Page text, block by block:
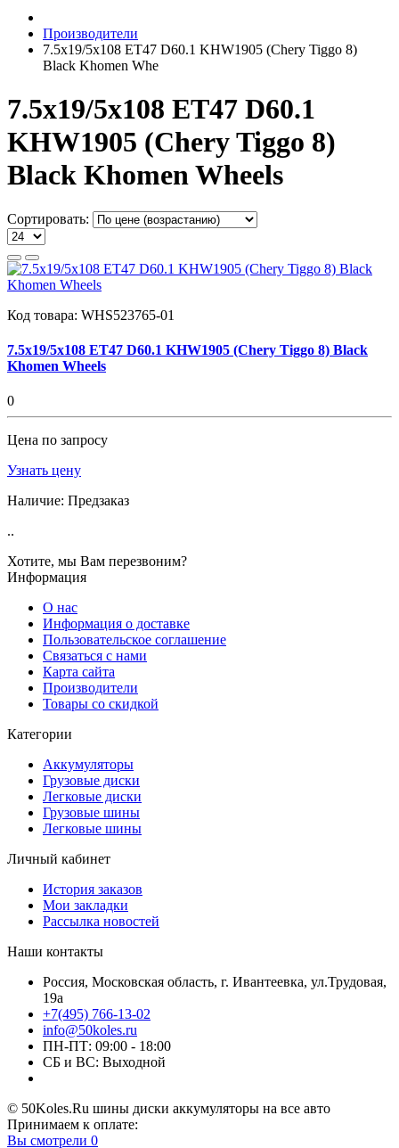
Производители
7.5x19/5x108 ET47 D60.1 KHW1905 (Chery Tiggo 8)
Black Khomen Whe
7.5x19/5x108 ET47 D60.1
KHW1905 (Chery Tiggo 8)
Black Khomen Wheels
Сортировать:
Код товара: WHS523765-01
7.5x19/5x108 ET47 D60.1 KHW1905 (Chery Tiggo 8) Black
Khomen Wheels
0
Цена по запросу
Узнать цену
Наличие: Предзаказ
..
Хотите, мы Вам перезвоним?
Информация
О нас
Информация о доставке
Пользовательское соглашение
Связаться с нами
Карта сайта
Производители
Товары со скидкой
Категории
Аккумуляторы
Грузовые диски
Легковые диски
Грузовые шины
Легковые шины
Личный кабинет
История заказов
Мои закладки
Рассылка новостей
Наши контакты
Россия, Московская область, г. Ивантеевка, ул.Трудовая,
19а
+7(495) 766-13-02
info@50koles.ru
ПН-ПТ: 09:00 - 18:00
СБ и ВС: Выходной
© 50Koles.Ru шины диски аккумуляторы на все авто
Принимаем к оплате:
Вы смотрели 0